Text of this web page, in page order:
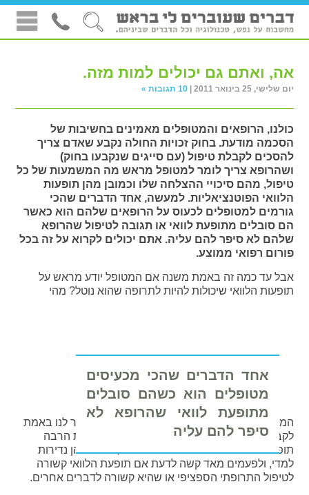
אה, ואתם גם יכולים למות מזה.
יום שלישי, 25 בינואר 2011 | 10 תגובות »
כולנו, הרופאים והמטופלים מאמינים בחשיבות של
הסכמה מודעת. בחוק זכויות החולה נקבע שאדם צריך
להסכים לקבלת טיפול (עם סייגים שנקבעו בחוק)
ושהרופא צריך לומר למטופל מראש מה המשמעות של כל
טיפול, מהם סיכויי ההצלחה שלו וכמובן מהן תופעות
הלוואי הפוטנציאליות. למעשה, אחד הדברים שהכי
גורמים למטופלים לכעוס על הרופאים שלהם הוא כאשר
הם סובלים מתופעת לוואי או תגובה לטיפול שהרופא
שלהם לא סיפר להם עליה. אתם יכולים לקרוא על זה בכל
פורום רפואי ממוצע.
אבל עד כמה זה באמת משנה אם המטופל יודע מראש על
תופעות הלוואי שיכולות להיות לתרופה שהוא נוטל? מהי
המשמעות האמיתית של הידיעה הזו? האם זה עוזר לנו באמת
לקבל החלטות בעניין נטילת הטיפול? יכולות להיות הרבה
תופעות לוואי מעצבנות לכל מני תרופות, רבות מהן נדירות
למדי, ולפעמים מאד קשה לדעת אם תופעת הלוואי קשורה
לטיפול התרופתי הספציפי או שהיא קשורה לדברים אחרים.
אחד הדברים שהכי מכעיסים
מטופלים הוא כשהם סובלים
מתופעת לוואי שהרופא לא
סיפר להם עליה